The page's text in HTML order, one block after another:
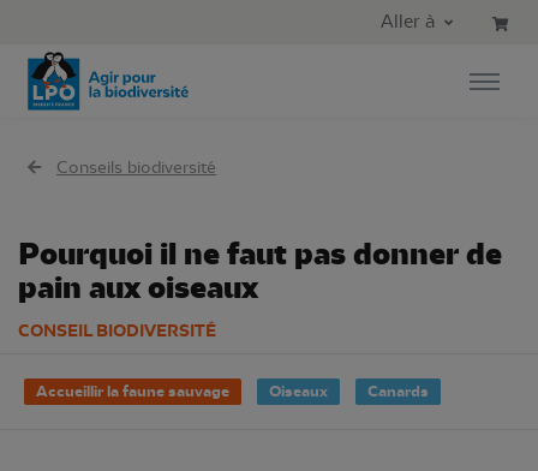
Aller au menu principal
Aller à
Conseils biodiversité
Pourquoi il ne faut pas donner de
pain aux oiseaux
CONSEIL BIODIVERSITÉ
Accueillir la faune sauvage Oiseaux Canards